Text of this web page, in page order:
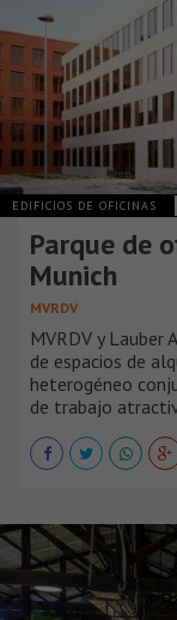
EDIFICIOS DE OFICINAS
Parque de
Munich
MVRDV
MVRDV y Lauber
de espacios de
heterogéneo
de trabajo